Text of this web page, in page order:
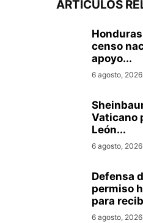
ARTÍCULOS
censo
apoyo...
6 agosto, 2026
Vaticano
León...
6 agosto, 2026
Defensa
permiso
para
6 agosto, 2026